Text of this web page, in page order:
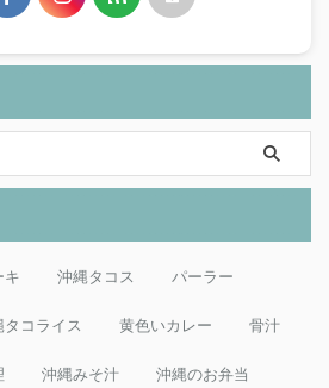
キ 沖縄タコス パーラー
タコライス 黄色いカレー 骨汁
沖縄みそ汁 沖縄のお弁当